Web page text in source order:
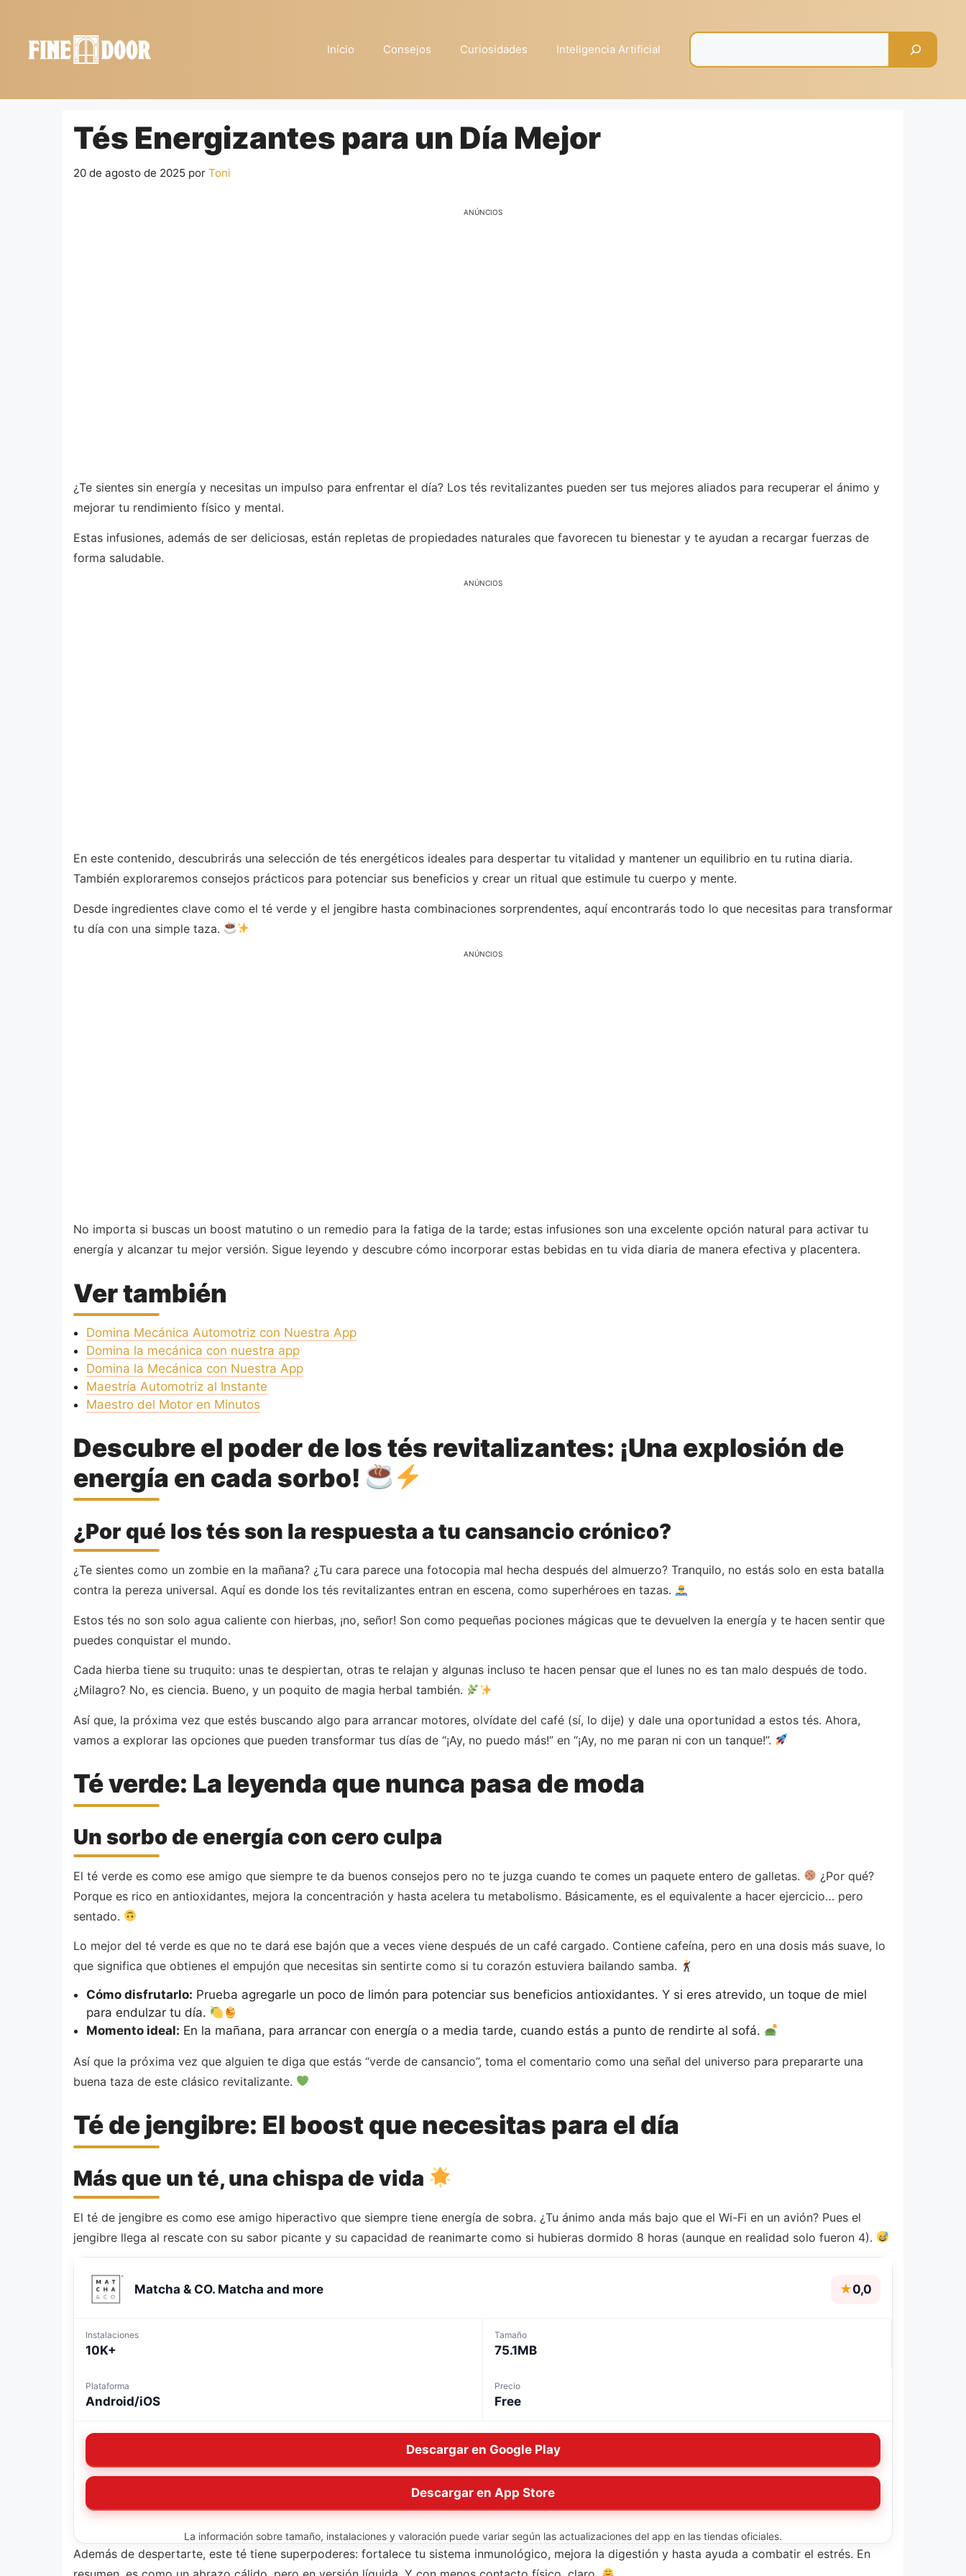
contenido
Início Consejos Curiosidades Inteligencia Artificial
Tés Energizantes para un Día Mejor
20 de agosto de 2025 por Toni
ANÚNCIOS
¿Te sientes sin energía y necesitas un impulso para enfrentar el día? Los tés revitalizantes pueden ser tus mejores aliados para recuperar el ánimo y
mejorar tu rendimiento físico y mental.
Estas infusiones, además de ser deliciosas, están repletas de propiedades naturales que favorecen tu bienestar y te ayudan a recargar fuerzas de
forma saludable.
ANÚNCIOS
En este contenido, descubrirás una selección de tés energéticos ideales para despertar tu vitalidad y mantener un equilibrio en tu rutina diaria.
También exploraremos consejos prácticos para potenciar sus beneficios y crear un ritual que estimule tu cuerpo y mente.
Desde ingredientes clave como el té verde y el jengibre hasta combinaciones sorprendentes, aquí encontrarás todo lo que necesitas para transformar
tu día con una simple taza.
ANÚNCIOS
No importa si buscas un boost matutino o un remedio para la fatiga de la tarde; estas infusiones son una excelente opción natural para activar tu
energía y alcanzar tu mejor versión. Sigue leyendo y descubre cómo incorporar estas bebidas en tu vida diaria de manera efectiva y placentera.
Ver también
Domina Mecánica Automotriz con Nuestra App
Domina la mecánica con nuestra app
Domina la Mecánica con Nuestra App
Maestría Automotriz al Instante
Maestro del Motor en Minutos
Descubre el poder de los tés revitalizantes: ¡Una explosión de
energía en cada sorbo!
¿Por qué los tés son la respuesta a tu cansancio crónico?
¿Te sientes como un zombie en la mañana? ¿Tu cara parece una fotocopia mal hecha después del almuerzo? Tranquilo, no estás solo en esta batalla
contra la pereza universal. Aquí es donde los tés revitalizantes entran en escena, como superhéroes en tazas.
Estos tés no son solo agua caliente con hierbas, ¡no, señor! Son como pequeñas pociones mágicas que te devuelven la energía y te hacen sentir que
puedes conquistar el mundo.
Cada hierba tiene su truquito: unas te despiertan, otras te relajan y algunas incluso te hacen pensar que el lunes no es tan malo después de todo.
¿Milagro? No, es ciencia. Bueno, y un poquito de magia herbal también.
Así que, la próxima vez que estés buscando algo para arrancar motores, olvídate del café (sí, lo dije) y dale una oportunidad a estos tés. Ahora,
vamos a explorar las opciones que pueden transformar tus días de “¡Ay, no puedo más!” en “¡Ay, no me paran ni con un tanque!”.
Té verde: La leyenda que nunca pasa de moda
Un sorbo de energía con cero culpa
El té verde es como ese amigo que siempre te da buenos consejos pero no te juzga cuando te comes un paquete entero de galletas.
¿Por qué?
Porque es rico en antioxidantes, mejora la concentración y hasta acelera tu metabolismo. Básicamente, es el equivalente a hacer ejercicio… pero
sentado.
Lo mejor del té verde es que no te dará ese bajón que a veces viene después de un café cargado. Contiene cafeína, pero en una dosis más suave, lo
que significa que obtienes el empujón que necesitas sin sentirte como si tu corazón estuviera bailando samba.
Cómo disfrutarlo: Prueba agregarle un poco de limón para potenciar sus beneficios antioxidantes. Y si eres atrevido, un toque de miel
para endulzar tu día.
Momento ideal: En la mañana, para arrancar con energía o a media tarde, cuando estás a punto de rendirte al sofá.
Así que la próxima vez que alguien te diga que estás “verde de cansancio”, toma el comentario como una señal del universo para prepararte una
buena taza de este clásico revitalizante.
Té de jengibre: El boost que necesitas para el día
Más que un té, una chispa de vida
El té de jengibre es como ese amigo hiperactivo que siempre tiene energía de sobra. ¿Tu ánimo anda más bajo que el Wi-Fi en un avión? Pues el
jengibre llega al rescate con su sabor picante y su capacidad de reanimarte como si hubieras dormido 8 horas (aunque en realidad solo fueron 4).
Matcha & CO. Matcha and more ★0,0
Instalaciones
10K+
Tamaño
75.1MB
Plataforma
Android/iOS
Precio
Free
Descargar en Google Play
Descargar en App Store
La información sobre tamaño, instalaciones y valoración puede variar según las actualizaciones del app en las tiendas oficiales.
Además de despertarte, este té tiene superpoderes: fortalece tu sistema inmunológico, mejora la digestión y hasta ayuda a combatir el estrés. En